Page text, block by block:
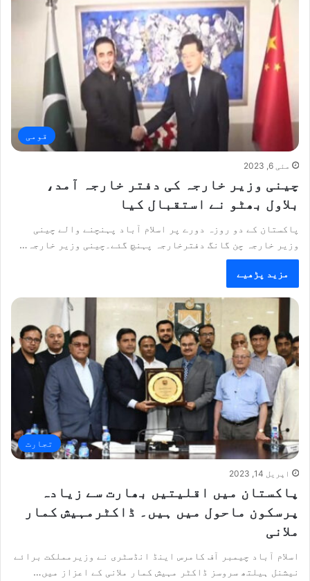
قومی
مئی 6, 2023
چینی وزیر خارجہ کی دفتر خارجہ آمد،
بلاول بھٹو نے استقبال کیا
پاکستان کے دو روزہ دورے پر اسلام آباد پہنچنے والے چینی
وزیر خارجہ چن گانگ دفترخارجہ پہنچ گئے۔چینی وزیر خارجہ…
مزید پڑھیے
تجارت
اپریل 14, 2023
پاکستان میں اقلیتیں بھارت سے زیادہ
پرسکون ماحول میں ہیں۔ ڈاکٹرمہیش کمار
ملانی
اسلام آباد چیمبر آف کامرس اینڈ انڈسٹری نے وزیرمملکت برائے
نیشنل ہیلتھ سروسز ڈاکٹر مہیش کمار ملانی کے اعزاز میں…